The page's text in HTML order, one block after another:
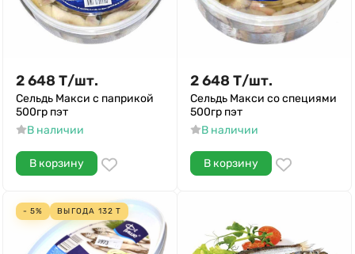
2 648 Т/шт.
Сельдь Макси с паприкой
500гр пэт
В наличии
В корзину
2 648 Т/шт.
Сельдь Макси со специями
500гр пэт
В наличии
В корзину
- 5% ВЫГОДА 132 Т